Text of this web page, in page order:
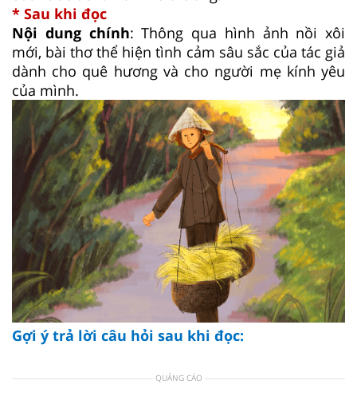
* Sau khi đọc
Nội dung chính: Thông qua hình ảnh nồi xôi
mới, bài thơ thể hiện tình cảm sâu sắc của tác giả
dành cho quê hương và cho người mẹ kính yêu
của mình.
Gợi ý trả lời câu hỏi sau khi đọc:
QUẢNG CÁO